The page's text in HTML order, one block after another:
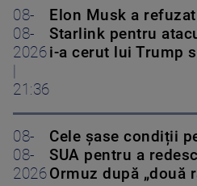
08-
08-
2026
21:36
Elon Musk a
Starlink pentru
i-a cerut lui Trump
08-
08-
2026
Cele șase condiții
SUA pentru a
Ormuz după „două